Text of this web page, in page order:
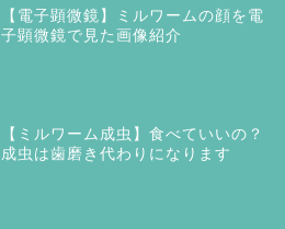
【電子顕微鏡】ミルワームの顔を電
子顕微鏡で見た画像紹介
【ミルワーム成虫】食べていいの？
成虫は歯磨き代わりになります